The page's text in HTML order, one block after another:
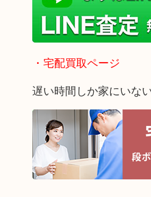
・宅配買取ページ
遅い時間しか家にいな